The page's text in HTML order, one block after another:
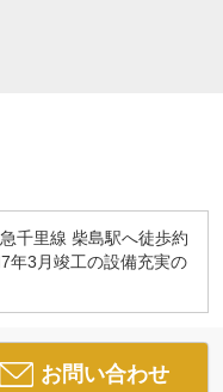
千里線 柴島駅へ徒歩約
3月竣工の設備充実の
お問い合わせ